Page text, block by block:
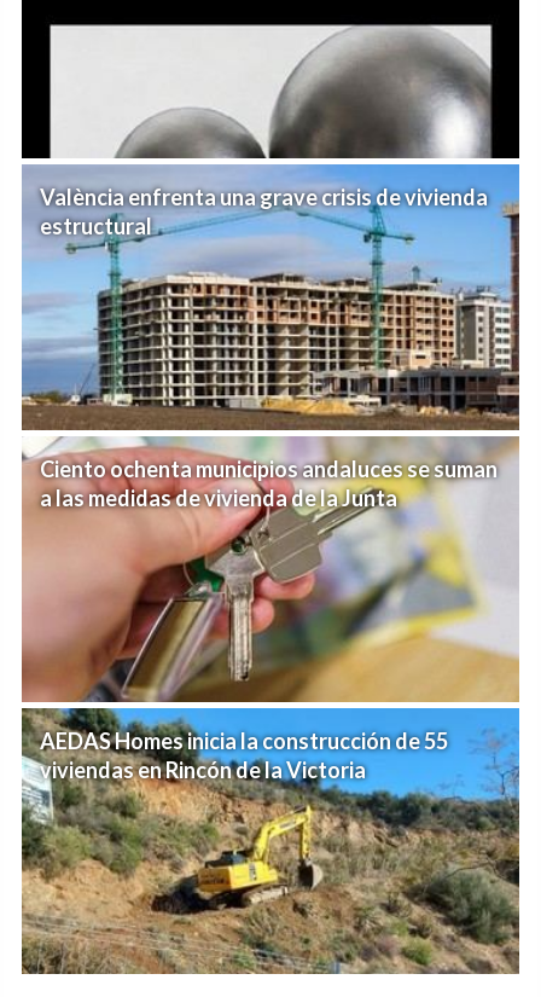
València enfrenta una grave crisis de vivienda
estructural
Ciento ochenta municipios andaluces se suman
a las medidas de vivienda de la Junta
AEDAS Homes inicia la construcción de 55
viviendas en Rincón de la Victoria